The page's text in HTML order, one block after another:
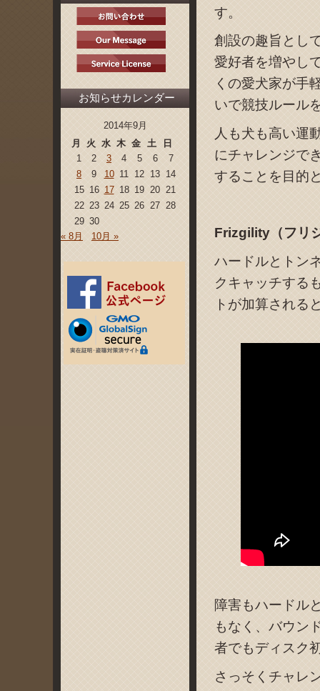
す。
創設の趣旨とし
愛好者を増やし
くの愛犬家が手
いで競技ルール
人も犬も高い運
にチャレンジで
することを目的
Frizgility（フリ
ハードルとトン
クキャッチする
トが加算される
障害もハードル
もなく、バウン
者でもディスク
さっそくチャレ
お知らせカレンダー
2014年9月
月
火 水 木 金 土
日
1
2 3 4 5 6
7
8
9 10 11 12 13 14
15 16 17 18 19 20 21
22 23 24 25 26 27 28
29 30
« 8月
10月 »